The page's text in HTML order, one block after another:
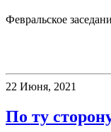
Февральское
22 Июня, 2021
По ту